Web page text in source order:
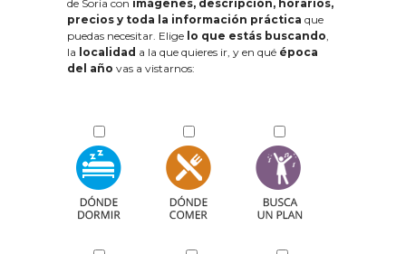
de Soria con imágenes, descripción, horarios,
precios y toda la información práctica que
puedas necesitar. Elige lo que estás buscando,
la localidad a la que quieres ir, y en qué época
del año vas a vistarnos: